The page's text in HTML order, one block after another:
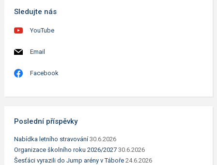
Sledujte nás
YouTube
Email
Facebook
Poslední příspěvky
Nabídka letního stravování 30.6.2026
Organizace školního roku 2026/2027 30.6.2026
Šesťáci vyrazili do Jump arény v Táboře 24.6.2026